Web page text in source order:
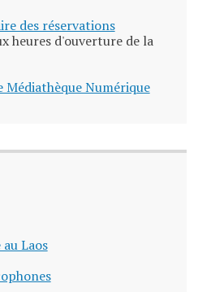
des réservations
heures d'ouverture de la
Numérique
Laos